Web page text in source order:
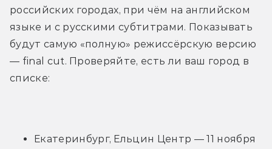
российских городах, при чём на английском
языке и с русскими субтитрами. Показывать
будут самую «полную» режиссёрскую версию
— final cut. Проверяйте, есть ли ваш город в
списке:
Екатеринбург, Ельцин Центр — 11 ноября